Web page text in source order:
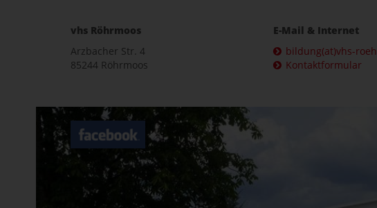
vhs Röhrmoos
Arzbacher Str. 4
85244 Röhrmoos
E-Mail & Internet
bildung(at)vhs-
Kontaktformular